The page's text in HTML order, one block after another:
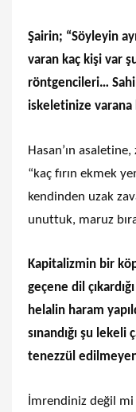
Şairin; “Söyleyin
varan kaç kişi var
röntgencileri…
iskeletinize
Hasan’ın
“kaç fırın ekmek
kendinden uzak
unuttuk, maruz
Kapitalizmin bir
geçene dil
helalin haram
sınandığı şu lekeli
tenezzül
İmrendiniz değil mi